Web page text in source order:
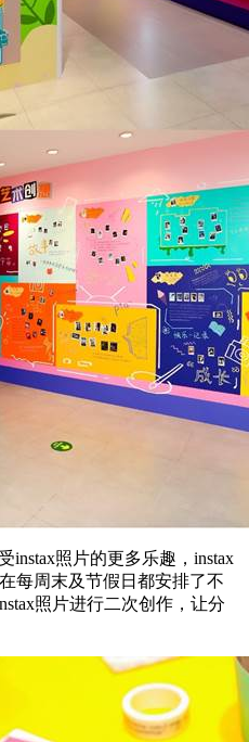
instax照片的更多乐趣，instax
每周末及节假日都安排了不
照片进行二次创作，让分